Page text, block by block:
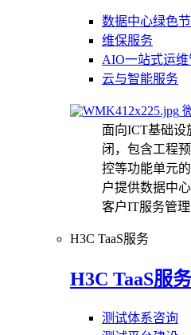
数据中心绿色
维保服务
AIO一站式运
云与智能服务
面向ICT基础设
闭，包含工程
控等功能单元
户提供数据中
客户IT服务管理
H3C TaaS服务
H3C TaaS服务
测试体系咨询